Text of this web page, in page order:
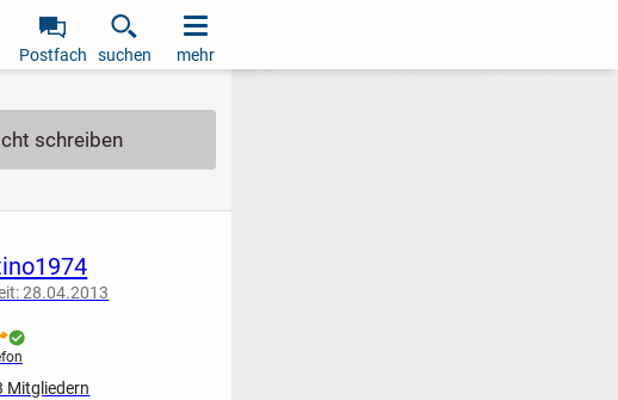
Postfach suchen mehr
28.04.2013
Mitgliedern